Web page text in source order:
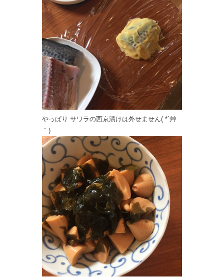
やっぱり サワラの西京漬けは外せません( *´艸
｀)